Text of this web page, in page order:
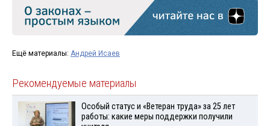
Ещё материалы: Андрей Исаев
Рекомендуемые материалы
Особый статус и «Ветеран труда» за 25 лет
работы: какие меры поддержки получили